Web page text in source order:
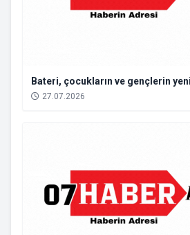
Bateri, çocukların ve gençlerin
27.07.2026